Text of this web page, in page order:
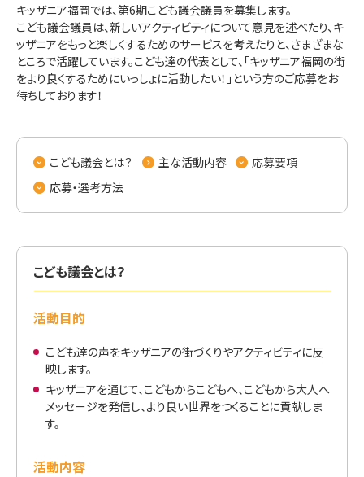
キッザニア福岡では、第6期こども議会議員を募集します。
こども議会議員は、新しいアクティビティについて意見を述べたり、キ
ッザニアをもっと楽しくするためのサービスを考えたりと、さまざまな
ところで活躍しています。こども達の代表として、「キッザニア福岡の街
をより良くするためにいっしょに活動したい！」という方のご応募をお
待ちしております！
こども議会とは？ 主な活動内容
応募要項
応募・選考方法
こども議会とは？
活動目的
こども達の声をキッザニアの街づくりやアクティビティに反
映します。
キッザニアを通じて、こどもからこどもへ、こどもから大人へ
メッセージを発信し、より良い世界をつくることに貢献しま
す。
活動内容